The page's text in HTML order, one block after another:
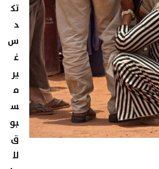
تك
د
س
غ
ير
م
س
بو
ق
لل